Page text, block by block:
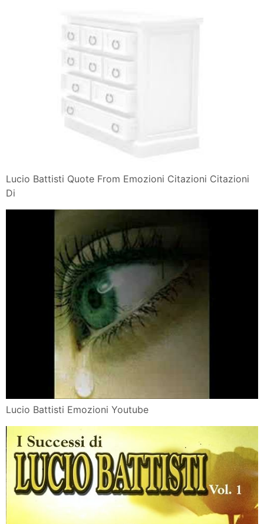
Lucio Battisti Quote From Emozioni Citazioni Citazioni
Di
Lucio Battisti Emozioni Youtube